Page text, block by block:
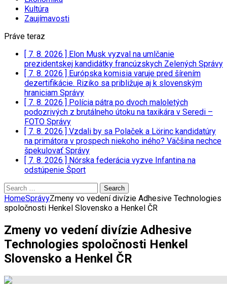
Kultúra
Zaujímavosti
Práve teraz
[ 7. 8. 2026 ] Elon Musk vyzval na umlčanie
prezidentskej kandidátky francúzskych Zelených Správy
[ 7. 8. 2026 ] Európska komisia varuje pred šírením
dezertifikácie. Riziko sa približuje aj k slovenským
hraniciam Správy
[ 7. 8. 2026 ] Polícia pátra po dvoch maloletých
podozrivých z brutálneho útoku na taxikára v Seredi –
FOTO Správy
[ 7. 8. 2026 ] Vzdali by sa Polaček a Lörinc kandidatúry
na primátora v prospech niekoho iného? Väčšina nechce
špekulovať Správy
[ 7. 8. 2026 ] Nórska federácia vyzve Infantina na
odstúpenie Šport
Search
for:
HomeSprávyZmeny vo vedení divízie Adhesive Technologies
spoločnosti Henkel Slovensko a Henkel ČR
Zmeny vo vedení divízie Adhesive
Technologies spoločnosti Henkel
Slovensko a Henkel ČR